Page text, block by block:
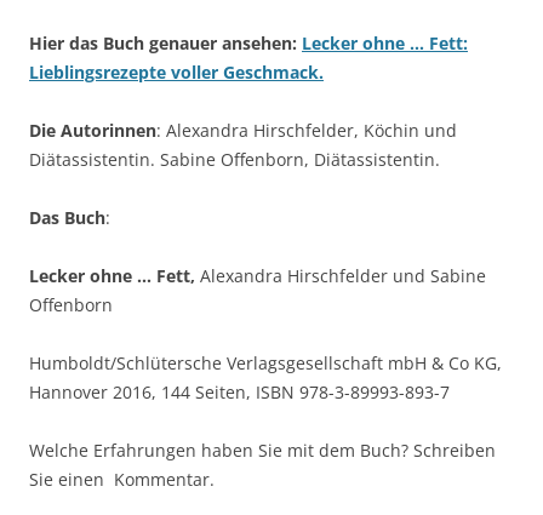
Hier das Buch genauer ansehen: Lecker ohne … Fett:
Lieblingsrezepte voller Geschmack.
Die Autorinnen: Alexandra Hirschfelder, Köchin und
Diätassistentin. Sabine Offenborn, Diätassistentin.
Das Buch:
Lecker ohne … Fett, Alexandra Hirschfelder und Sabine
Offenborn
Humboldt/Schlütersche Verlagsgesellschaft mbH & Co KG,
Hannover 2016, 144 Seiten, ISBN 978-3-89993-893-7
Welche Erfahrungen haben Sie mit dem Buch? Schreiben
Sie einen Kommentar.